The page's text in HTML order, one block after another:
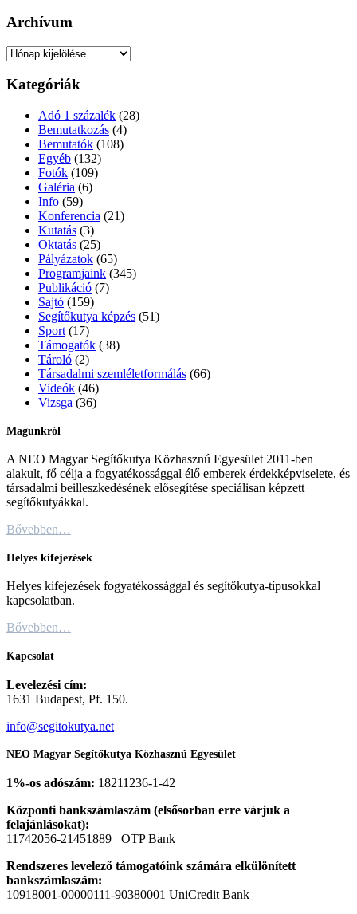
Archívum
Archívum
Kategóriák
Adó 1 százalék (28)
Bemutatkozás (4)
Bemutatók (108)
Egyéb (132)
Fotók (109)
Galéria (6)
Info (59)
Konferencia (21)
Kutatás (3)
Oktatás (25)
Pályázatok (65)
Programjaink (345)
Publikáció (7)
Sajtó (159)
Segítőkutya képzés (51)
Sport (17)
Támogatók (38)
Tároló (2)
Társadalmi szemléletformálás (66)
Videók (46)
Vizsga (36)
Magunkról
A NEO Magyar Segítőkutya Közhasznú Egyesület 2011-ben
alakult, fő célja a fogyatékossággal élő emberek érdekképviselete, és
társadalmi beilleszkedésének elősegítése speciálisan képzett
segítőkutyákkal.
Bővebben…
Helyes kifejezések
Helyes kifejezések fogyatékossággal és segítőkutya-típusokkal
kapcsolatban.
Bővebben…
Kapcsolat
Levelezési cím:
1631 Budapest, Pf. 150.
info@segitokutya.net
NEO Magyar Segítőkutya Közhasznú Egyesület
1%-os adószám: 18211236-1-42
Központi bankszámlaszám (elsősorban erre várjuk a
felajánlásokat):
11742056-21451889 OTP Bank
Rendszeres levelező támogatóink számára elkülönített
bankszámlaszám:
10918001-00000111-90380001 UniCredit Bank